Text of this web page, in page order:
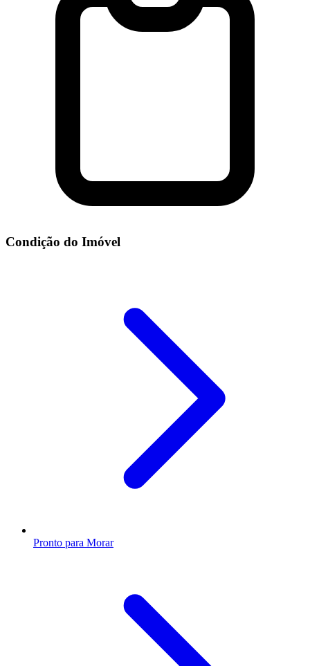
Condição do Imóvel
Pronto para Morar